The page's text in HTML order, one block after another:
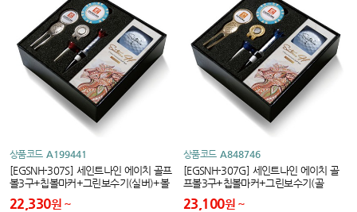
상품코드 A199441
[EGSNH-307S] 세인트나인 에이치 골프
볼3구+칩볼마커+그린보수기(실버)+볼
마커+클립+티세트
22,330원
상품코드 A848746
[EGSNH-307G] 세인트나인 에이치 골
프볼3구+칩볼마커+그린보수기(골
드)+볼마커+클립+티세트
23,100원